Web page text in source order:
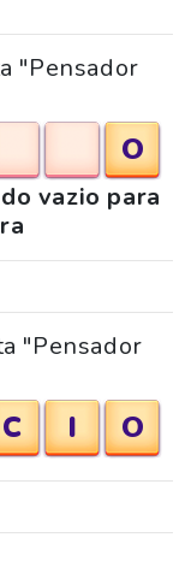
"Pensador
O
vazio para
"Pensador
C I O